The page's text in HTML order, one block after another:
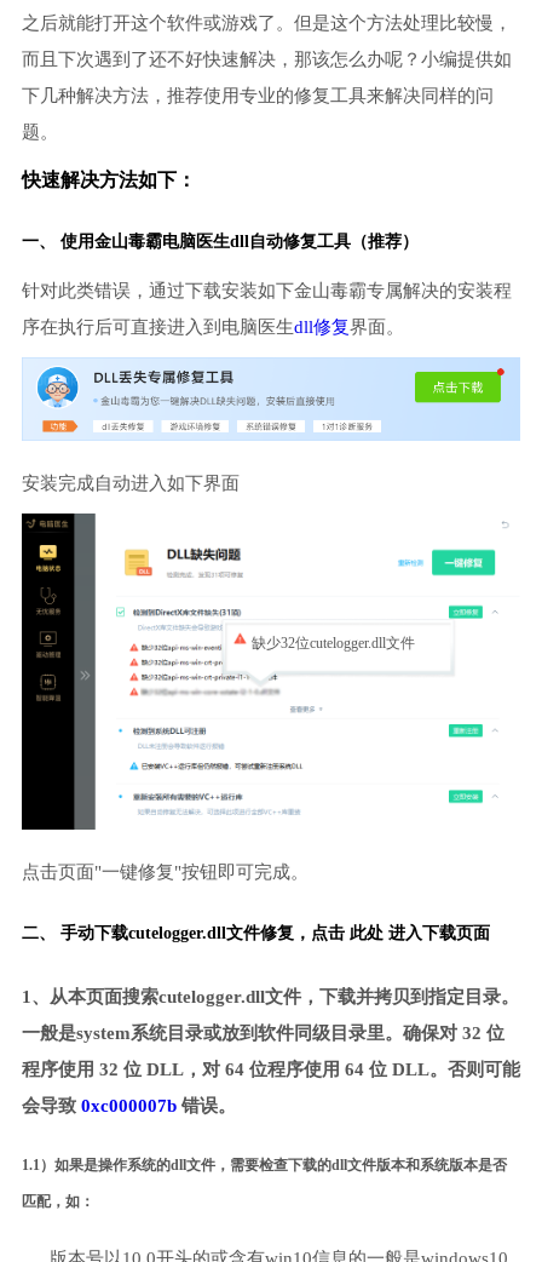
之后就能打开这个软件或游戏了。但是这个方法处理比较慢，
而且下次遇到了还不好快速解决，那该怎么办呢？小编提供如
下几种解决方法，推荐使用专业的修复工具来解决同样的问
题。
快速解决方法如下：
一、 使用金山毒霸电脑医生dll自动修复工具（推荐）
针对此类错误，通过下载安装如下金山毒霸专属解决的安装程
序在执行后可直接进入到电脑医生dll修复界面。
安装完成自动进入如下界面
缺少32位cutelogger.dll文件
点击页面"一键修复"按钮即可完成。
二、 手动下载cutelogger.dll文件修复， 点击 此处 进入下载页面
1、从本页面搜索cutelogger.dll文件，下载并拷贝到指定目录。
一般是system系统目录或放到软件同级目录里。确保对 32 位
程序使用 32 位 DLL，对 64 位程序使用 64 位 DLL。否则可能
会导致 0xc000007b错误。
1.1）如果是操作系统的dll文件，需要检查下载的dll文件版本和系统版本是否
匹配，如：
版本号以10.0开头的或含有win10信息的一般是windows10